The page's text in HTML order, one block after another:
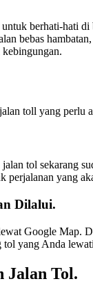
berhati-hati di
bebas
toll yang perlu
tol sekarang
yang
Dilalui.
Google Map.
tol yang Anda
Jalan Tol.